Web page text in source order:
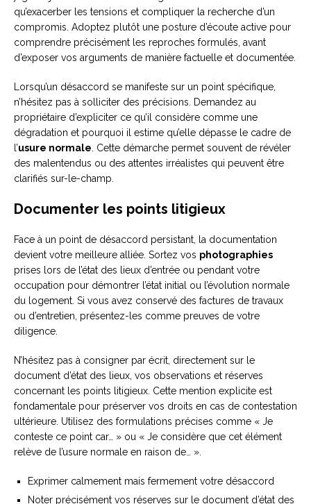
qu’exacerber les tensions et compliquer la recherche d’un
compromis. Adoptez plutôt une posture d’écoute active pour
comprendre précisément les reproches formulés, avant
d’exposer vos arguments de manière factuelle et documentée.
Lorsqu’un désaccord se manifeste sur un point spécifique,
n’hésitez pas à solliciter des précisions. Demandez au
propriétaire d’expliciter ce qu’il considère comme une
dégradation et pourquoi il estime qu’elle dépasse le cadre de
l’usure normale. Cette démarche permet souvent de révéler
des malentendus ou des attentes irréalistes qui peuvent être
clarifiés sur-le-champ.
Documenter les points litigieux
Face à un point de désaccord persistant, la documentation
devient votre meilleure alliée. Sortez vos photographies
prises lors de l’état des lieux d’entrée ou pendant votre
occupation pour démontrer l’état initial ou l’évolution normale
du logement. Si vous avez conservé des factures de travaux
ou d’entretien, présentez-les comme preuves de votre
diligence.
N’hésitez pas à consigner par écrit, directement sur le
document d’état des lieux, vos observations et réserves
concernant les points litigieux. Cette mention explicite est
fondamentale pour préserver vos droits en cas de contestation
ultérieure. Utilisez des formulations précises comme « Je
conteste ce point car… » ou « Je considère que cet élément
relève de l’usure normale en raison de… ».
Exprimer calmement mais fermement votre désaccord
Noter précisément vos réserves sur le document d’état des